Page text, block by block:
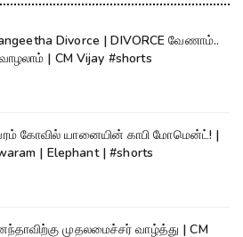
Divorce | DIVORCE வேணாம்..
| CM Vijay #shorts
கோவில் யானையின் காபி மோமென்ட்! |
| Elephant | #shorts
முதலமைச்சர் வாழ்த்து | CM